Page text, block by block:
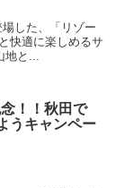
した、「リゾー
快適に楽しめるサ
地と...
！！秋田で
うキャンペー